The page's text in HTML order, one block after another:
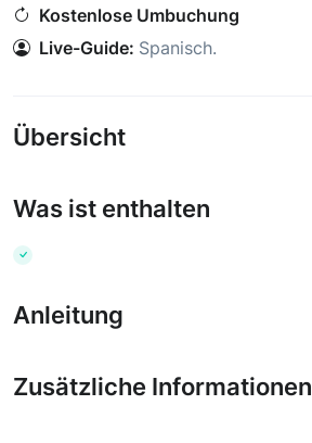
Kostenlose Umbuchung
Live-Guide: Spanisch.
Übersicht
Was ist enthalten
Anleitung
Zusätzliche Informationen